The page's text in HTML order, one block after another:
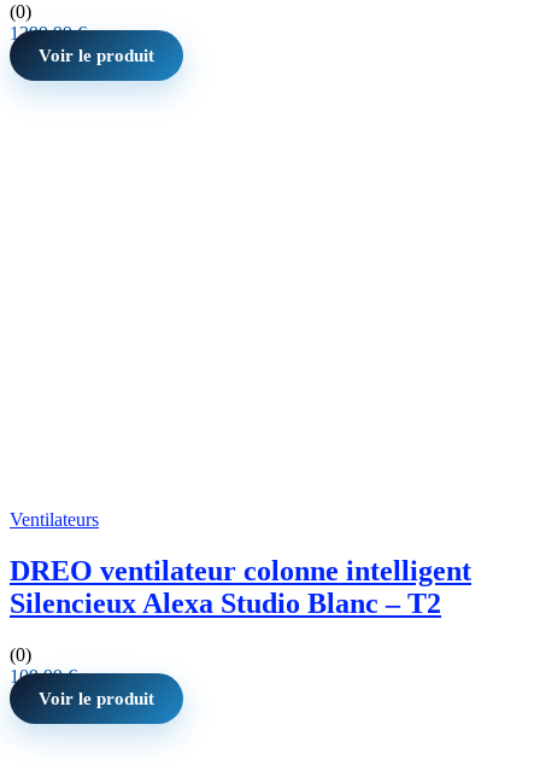
(0)
1299,99€
Voir le produit
Ventilateurs
DREO ventilateur colonne intelligent
Silencieux Alexa Studio Blanc – T2
(0)
109,99€
Voir le produit